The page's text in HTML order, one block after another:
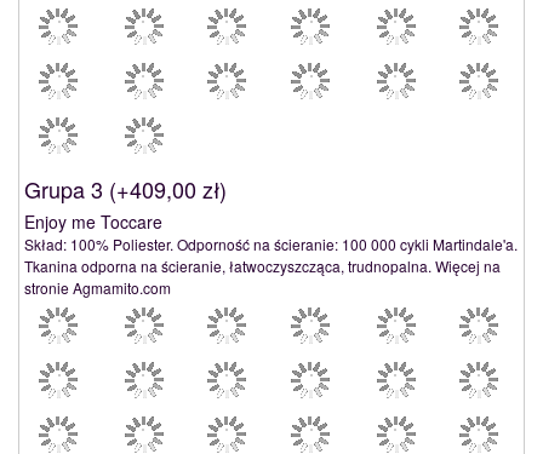
Grupa 3 (+409,00 zł)
Enjoy me Toccare
Skład: 100% Poliester. Odporność na ścieranie: 100 000 cykli Martindale'a.
Tkanina odporna na ścieranie, łatwoczyszcząca, trudnopalna. Więcej na
stronie Agmamito.com